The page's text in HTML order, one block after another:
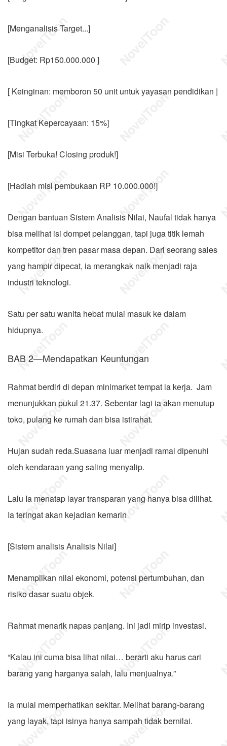
[Menganalisis Target...]
[Budget: Rp150.000.000 ]
[ Keinginan: memboron 50 unit untuk yayasan pendidikan |
[Tingkat Kepercayaan: 15%]
[Misi Terbuka! Closing produk!]
[Hadiah misi pembukaan RP 10.000.000!]
Dengan bantuan Sistem Analisis Nilai, Naufal tidak hanya
bisa melihat isi dompet pelanggan, tapi juga titik lemah
kompetitor dan tren pasar masa depan. Dari seorang sales
yang hampir dipecat, ia merangkak naik menjadi raja
industri teknologi.
Satu per satu wanita hebat mulai masuk ke dalam
hidupnya.
BAB 2—Mendapatkan Keuntungan
Rahmat berdiri di depan minimarket tempat ia kerja. Jam
menunjukkan pukul 21.37. Sebentar lagi ia akan menutup
toko, pulang ke rumah dan bisa istirahat.
Hujan sudah reda.Suasana luar menjadi ramai dipenuhi
oleh kendaraan yang saling menyalip.
Lalu Ia menatap layar transparan yang hanya bisa dilihat.
Ia teringat akan kejadian kemarin
[Sistem analisis Analisis Nilai]
Menampilkan nilai ekonomi, potensi pertumbuhan, dan
risiko dasar suatu objek.
Rahmat menarik napas panjang. Ini jadi mirip investasi.
“Kalau ini cuma bisa lihat nilai… berarti aku harus cari
barang yang harganya salah, lalu menjualnya.”
Ia mulai memperhatikan sekitar. Melihat barang-barang
yang layak, tapi isinya hanya sampah tidak bernilai.